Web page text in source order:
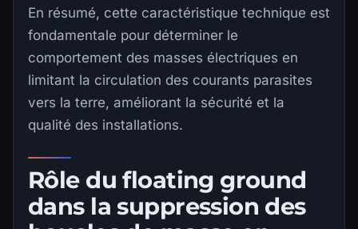
En résumé, cette caractéristique technique est
fondamentale pour déterminer le
comportement des masses électriques en
limitant la circulation des courants parasites
vers la terre, améliorant la sécurité et la
qualité des installations.
Rôle du floating ground
dans la suppression des